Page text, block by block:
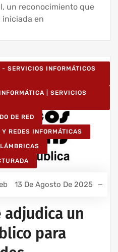
un reconocimiento que
iniciada en
SERVICIOS INFORMÁTICOS
| SERVICIOS
DE RED
REDES INFORMÁTICAS
13 De Agosto De 2025
adjudica un
para